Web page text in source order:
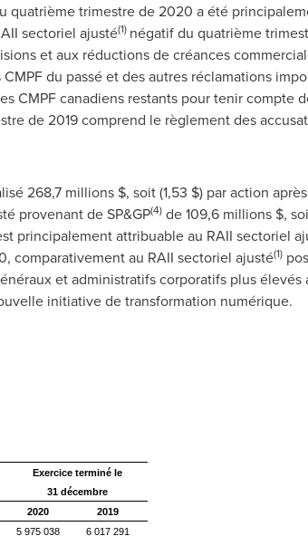
quatrième trimestre de 2020 a été
sectoriel ajusté(1) négatif du quatrième
et aux réductions de créances
du passé et des autres réclamations
CMPF canadiens restants pour tenir compte
de 2019 comprend le règlement des
268,7 millions $, soit (1,53 $) par action
provenant de SP&GP(4)de 109,6 millions $,
principalement attribuable au RAII sectoriel
comparativement au RAII sectoriel ajusté(1)
et administratifs corporatifs plus
initiative de transformation numérique.
Exercice terminé le
31 décembre
2020
2019
5 975 038 6 017 291